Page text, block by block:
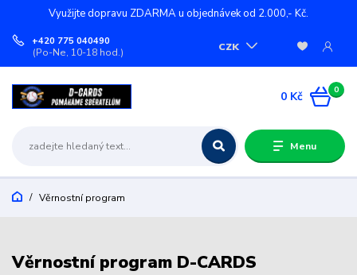
Využijte dopravu ZDARMA u objednávek od 2.000,- Kč.
Menu
CZK
+420 775 040490
(Po-Ne, 10-18 hod.)
0
0 Kč
Věrnostní program
Věrnostní program D-CARDS